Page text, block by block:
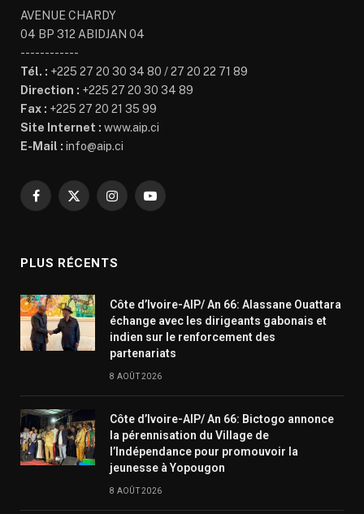
AVENUE CHARDY
04 BP 312 ABIDJAN 04
------------
Tél. : +225 27 20 30 34 80 / 27 20 22 71 89
Direction : +225 27 20 30 34 89
Fax : +225 27 20 21 35 99
Site Internet : www.aip.ci
E-Mail : info@aip.ci
Facebook
X
InstagramYouTube
PLUS RÉCENTS
Côte d’Ivoire-AIP/ An 66: Alassane Ouattara
échange avec les dirigeants gabonais et
indien sur le renforcement des
partenariats
8 AOÛT 2026
Côte d’Ivoire-AIP/ An 66: Bictogo annonce
la pérennisation du Village de
l’Indépendance pour promouvoir la
jeunesse à Yopougon
8 AOÛT 2026